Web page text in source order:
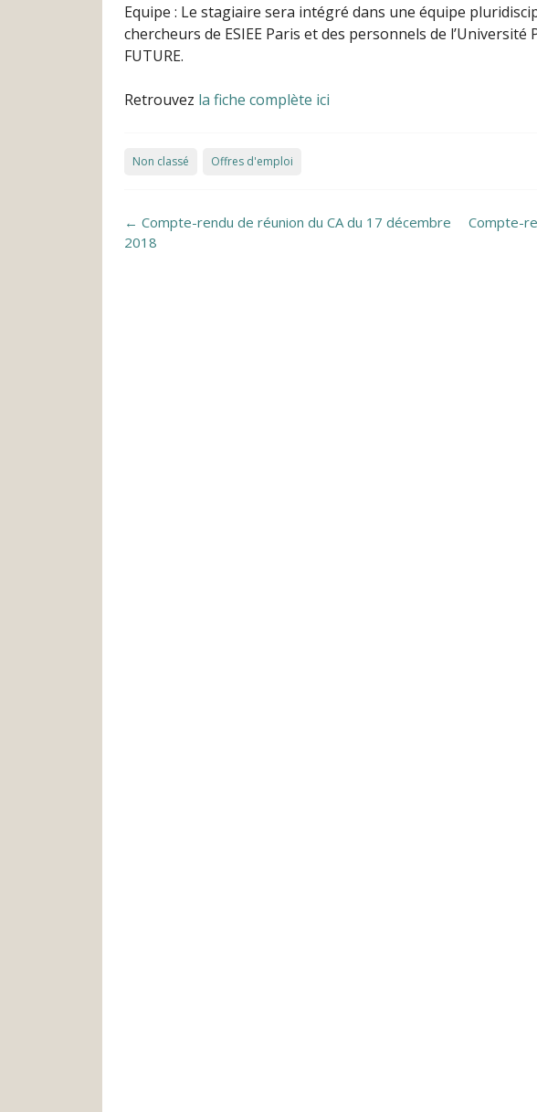
Equipe : Le stagiaire sera intégré dans une équipe
chercheurs de ESIEE Paris et des personnels de
FUTURE.
Retrouvez la fiche complète ici
Non classé Offres d'emploi
Post navigation
← Compte-rendu de réunion du CA du 17 décembre
2018
Compte-